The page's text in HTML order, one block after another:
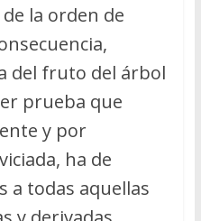
la orden de
del fruto del árbol
prueba que
y por
ha de
a todas aquellas